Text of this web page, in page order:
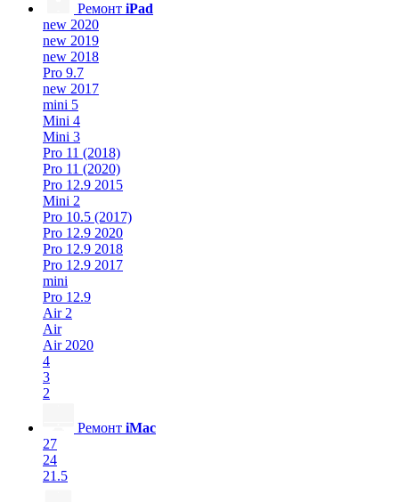
Ремонт iPad
new 2020
new 2019
new 2018
Pro 9.7
new 2017
mini 5
Mini 4
Mini 3
Pro 11 (2018)
Pro 11 (2020)
Pro 12.9 2015
Mini 2
Pro 10.5 (2017)
Pro 12.9 2020
Pro 12.9 2018
Pro 12.9 2017
mini
Pro 12.9
Air 2
Air
Air 2020
4
3
2
Ремонт iMac
27
24
21.5